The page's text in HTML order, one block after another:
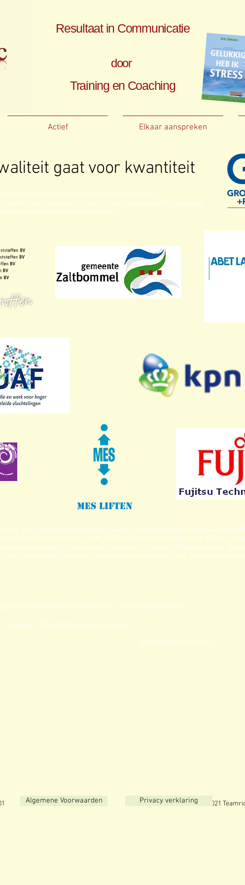
Resultaat in Communicatie
door
Training en Coaching
Actief Elkaar aanspreken
elkaar: in het streven naar optimale kwaliteit.
klanten een afspiegeling van de door ons geleverde kwaliteit.
overtuigen. Iedere keer weer!
gaat voor kwantiteit
MES LIFTEN
UAF, Rechtbank Rotterdam, Luba Uitzenddiensten, Carinova,
Scheer&Foppen, AMC, UWV, Politie Noord Gelderland, KPN,
In Groningen, Gemeente Nijmegen, Revius Lyceum,
Veiligheidsregio's Utrecht, Flevoland en IJsselland, Bogo, Gemeente
deze samenwerking werken we o.a. voor Ordina en Fujitsu.
1 januari 2016 hebben we samen met
www.seestrainingen.nl
NL8135.16.821.B01 © 2021 Teamric
Algemene Voorwaarden Privacy verklaring